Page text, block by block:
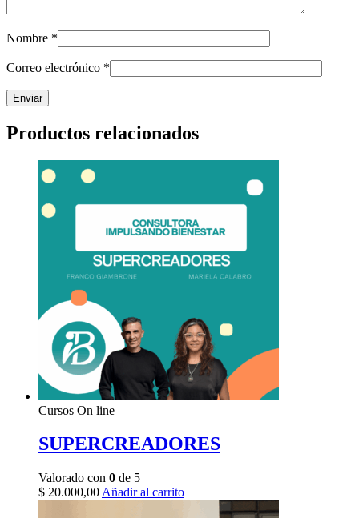
Nombre *
Correo electrónico *
Productos relacionados
Cursos On line
SUPERCREADORES
Valorado con 0 de 5
$ 20.000,00 Añadir al carrito